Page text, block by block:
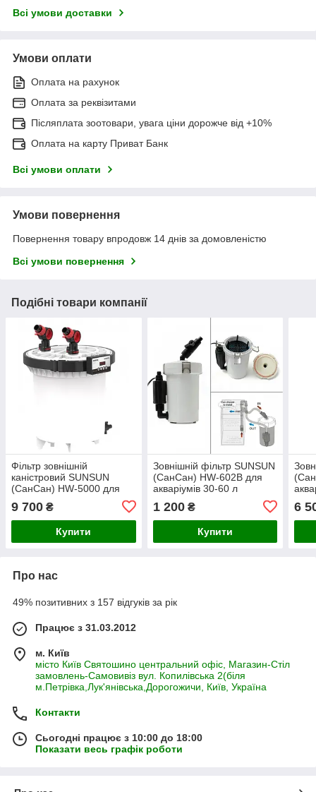
Всі умови доставки
Умови оплати
Оплата на рахунок
Оплата за реквізитами
Післяплата зоотовари, увага ціни дорожче від +10%
Оплата на карту Приват Банк
Всі умови оплати
Умови повернення
Повернення товару впродовж 14 днів за домовленістю
Всі умови повернення
Подібні товари компанії
Фільтр зовнішній
каністровий SUNSUN
(СанСан) HW-5000 для
38*38*55 см
9 700 ₴
Купити
Зовнішній фільтр SUNSUN
(СанСан) HW-602B для
акваріумів 30-60 л
1 200₴
Купити
6
Про нас
49% позитивних з 157 відгуків за рік
Працює з 31.03.2012
м. Київ
місто Київ Святошино центральний офіс, Магазин-Стіл
замовлень-Самовивіз вул. Копилівська 2(біля
м.Петрівка,Лук'янівська,Дорогожичи, Київ, Україна
Контакти
Сьогодні працює з 10:00 до 18:00
Показати весь графік роботи